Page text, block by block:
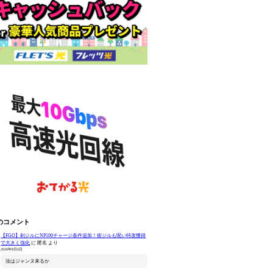
コメント
【FGO】剣ジルにNP100チャージ条件追加！術ジルも呪い特攻獲得
で大きく強化 に 匿名 より
2026年8月6日
汝はジャンヌ来るか